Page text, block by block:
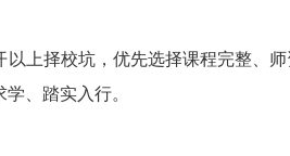
上择校坑，优先选择课程完整、
、踏实入行。